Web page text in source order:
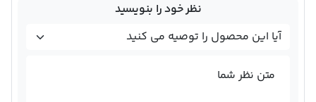
نظر خود را بنویسید
متن نظر شما